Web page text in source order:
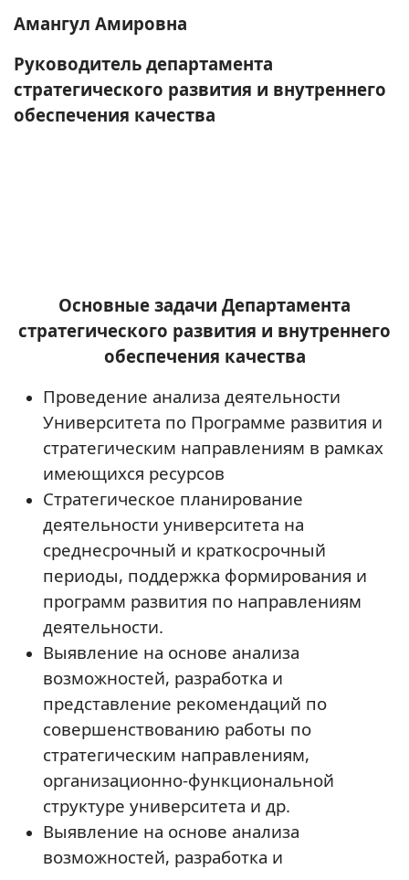
Амангул Амировна
Руководитель департамента
стратегического развития и внутреннего
обеспечения качества
Основные задачи Департамента
стратегического развития и внутреннего
обеспечения качества
Проведение анализа деятельности
Университета по Программе развития и
стратегическим направлениям в рамках
имеющихся ресурсов
Стратегическое планирование
деятельности университета на
среднесрочный и краткосрочный
периоды, поддержка формирования и
программ развития по направлениям
деятельности.
Выявление на основе анализа
возможностей, разработка и
представление рекомендаций по
совершенствованию работы по
стратегическим направлениям,
организационно-функциональной
структуре университета и др.
Выявление на основе анализа
возможностей, разработка и